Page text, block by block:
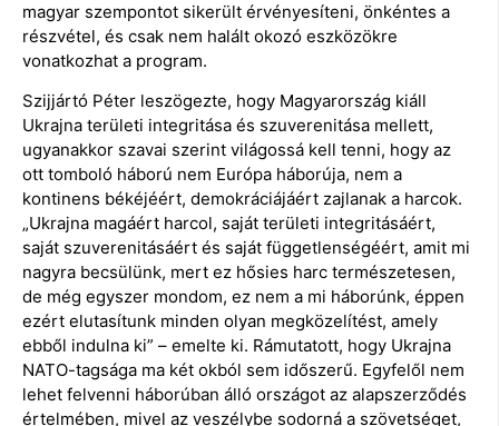
magyar szempontot sikerült érvényesíteni, önkéntes a
részvétel, és csak nem halált okozó eszközökre
vonatkozhat a program.
Szijjártó Péter leszögezte, hogy Magyarország kiáll
Ukrajna területi integritása és szuverenitása mellett,
ugyanakkor szavai szerint világossá kell tenni, hogy az
ott tomboló háború nem Európa háborúja, nem a
kontinens békéjéért, demokráciájáért zajlanak a harcok.
„Ukrajna magáért harcol, saját területi integritásáért,
saját szuverenitásáért és saját függetlenségéért, amit mi
nagyra becsülünk, mert ez hősies harc természetesen,
de még egyszer mondom, ez nem a mi háborúnk, éppen
ezért elutasítunk minden olyan megközelítést, amely
ebből indulna ki” – emelte ki. Rámutatott, hogy Ukrajna
NATO-tagsága ma két okból sem időszerű. Egyfelől nem
lehet felvenni háborúban álló országot az alapszerződés
értelmében, mivel az veszélybe sodorná a szövetséget,